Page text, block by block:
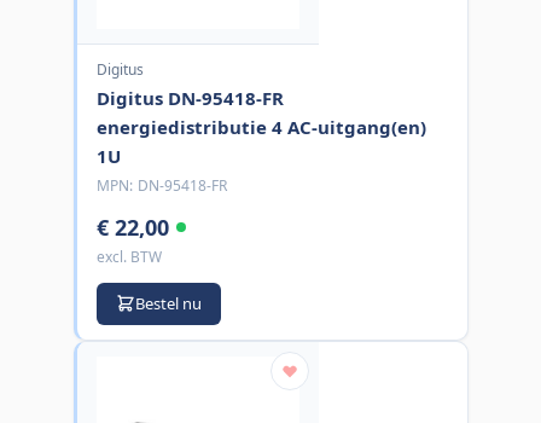
Digitus
Digitus DN-95418-FR
energiedistributie 4 AC-uitgang(en)
1U
MPN: DN-95418-FR
€ 22,00
excl. BTW
Bestel nu